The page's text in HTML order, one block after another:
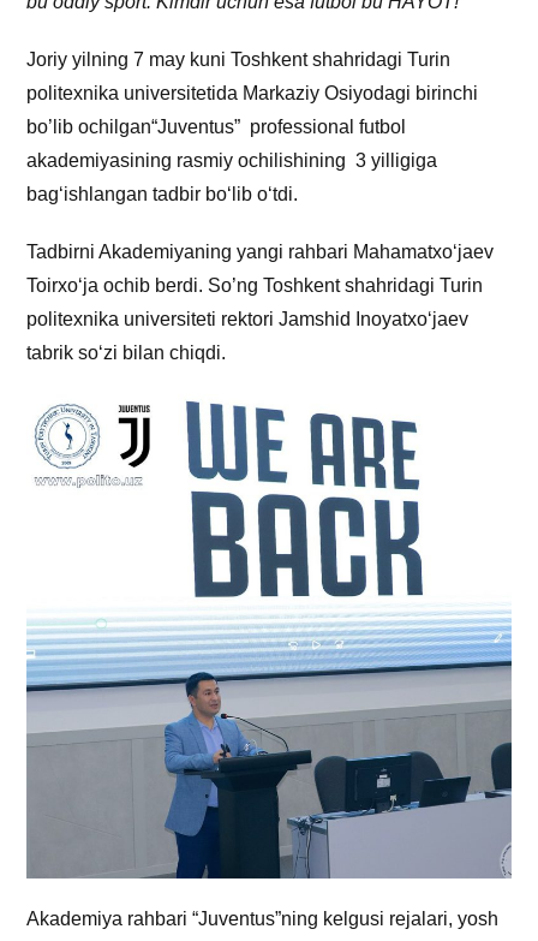
Joriy yilning 7 may kuni Toshkent shahridagi Turin
politexnika universitetida Markaziy Osiyodagi birinchi
bo’lib ochilgan“Juventus” professional futbol
akademiyasining rasmiy ochilishining 3 yilligiga
bag‘ishlangan tadbir bo‘lib o‘tdi.
Tadbirni Akademiyaning yangi rahbari Mahamatxo‘jaev
Toirxo‘ja ochib berdi. So’ng Toshkent shahridagi Turin
politexnika universiteti rektori Jamshid Inoyatxo‘jaev
tabrik so‘zi bilan chiqdi.
Akademiya rahbari “Juventus”ning kelgusi rejalari, yosh